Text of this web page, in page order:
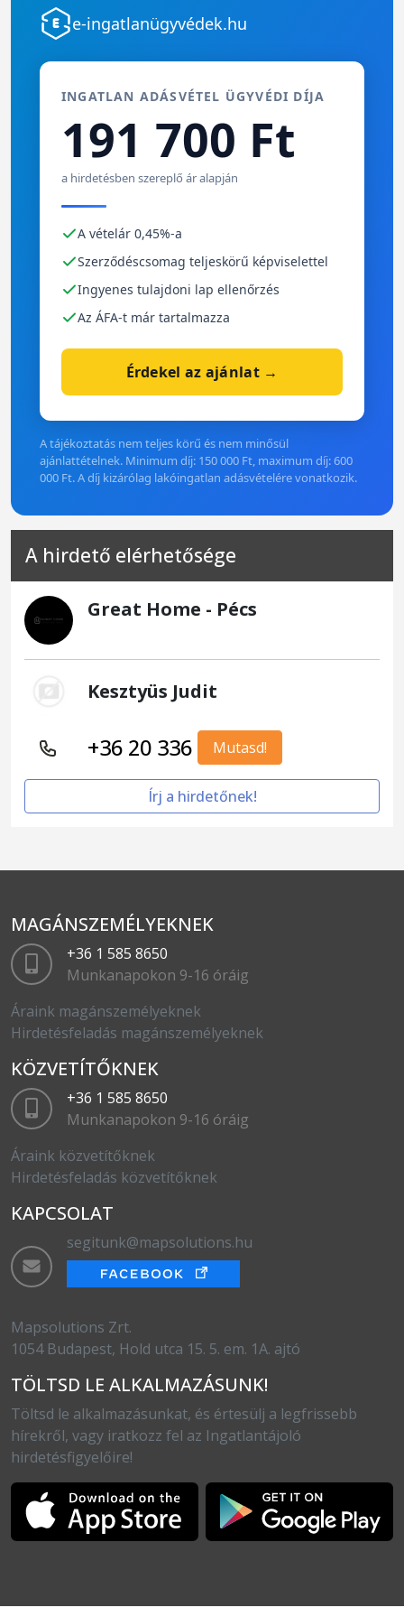
e-ingatlanügyvédek.hu
INGATLAN ADÁSVÉTEL ÜGYVÉDI DÍJA
191 700 Ft
a hirdetésben szereplő ár alapján
A vételár 0,45%-a
Szerződéscsomag teljeskörű képviselettel
Ingyenes tulajdoni lap ellenőrzés
Az ÁFA-t már tartalmazza
Érdekel az ajánlat →
A tájékoztatás nem teljes körű és nem minősül
ajánlattételnek. Minimum díj: 150 000 Ft, maximum díj: 600
000 Ft. A díj kizárólag lakóingatlan adásvételére vonatkozik.
A hirdető elérhetősége
Great Home - Pécs
Kesztyüs Judit
+36 20 336 Mutasd!
Írj a hirdetőnek!
MAGÁNSZEMÉLYEKNEK
+36 1 585 8650
Munkanapokon 9-16 óráig
Áraink magánszemélyeknek
Hirdetésfeladás magánszemélyeknek
KÖZVETÍTŐKNEK
+36 1 585 8650
Munkanapokon 9-16 óráig
Áraink közvetítőknek
Hirdetésfeladás közvetítőknek
KAPCSOLAT
segitunk@mapsolutions.hu
Mapsolutions Zrt.
1054 Budapest, Hold utca 15. 5. em. 1A. ajtó
TÖLTSD LE ALKALMAZÁSUNK!
Töltsd le alkalmazásunkat, és értesülj a legfrissebb
hírekről, vagy iratkozz fel az Ingatlantájoló
hirdetésfigyelőire!